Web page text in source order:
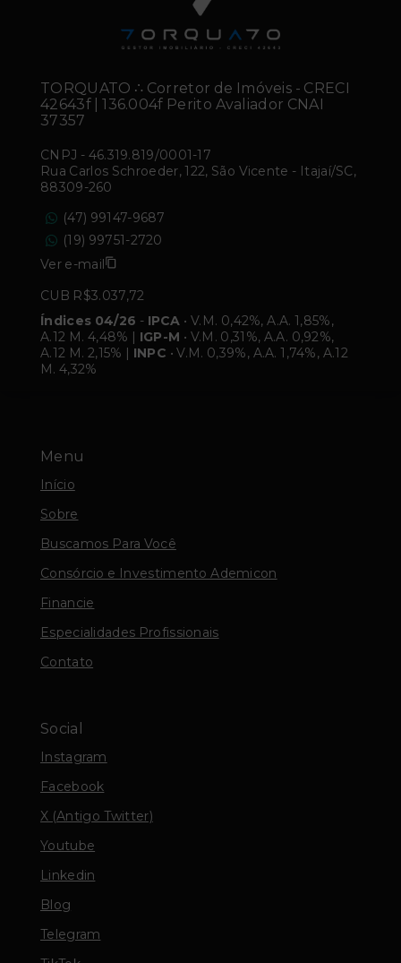
Menu
Início
Sobre
Buscamos Para Você
Consórcio e Investimento Ademicon
Financie
Especialidades Profissionais
Contato
Social
Instagram
Facebook
X (Antigo Twitter)
Youtube
Linkedin
Blog
Telegram
TORQUATO ∴ Corretor de Imóveis - CRECI
42643f | 136.004f Perito Avaliador CNAI
37357
CNPJ - 46.319.819/0001-17
Rua Carlos Schroeder, 122, São Vicente - Itajaí/SC,
88309-260
(47) 99147-9687
(19) 99751-2720
Ver e-mail
CUB R$3.037,72
Índices 04/26 - IPCA • V.M. 0,42%, A.A. 1,85%,
A.12 M. 4,48% | IGP-M • V.M. 0,31%, A.A. 0,92%,
A.12 M. 2,15% | INPC • V.M. 0,39%, A.A. 1,74%, A.12
M. 4,32%